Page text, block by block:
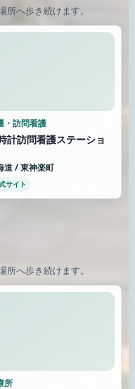
へ歩き続けます。
・訪問看護
計訪問看護ステーショ
道 / 東神楽町
サイト
へ歩き続けます。
所